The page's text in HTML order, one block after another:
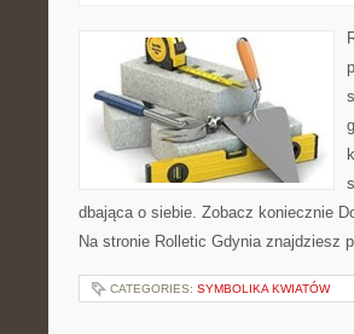
dbająca o siebie. Zobacz koniecznie
Na stronie Rolletic Gdynia znajdziesz
CATEGORIES: SYMBOLIKA KWIATÓW